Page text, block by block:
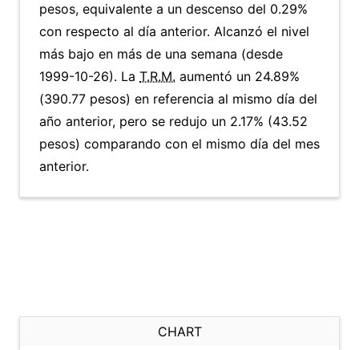
pesos, equivalente a un descenso del 0.29%
con respecto al día anterior. Alcanzó el nivel
más bajo en más de una semana (desde
1999-10-26). La T.R.M. aumentó un 24.89%
(390.77 pesos) en referencia al mismo día del
año anterior, pero se redujo un 2.17% (43.52
pesos) comparando con el mismo día del mes
anterior.
CHART